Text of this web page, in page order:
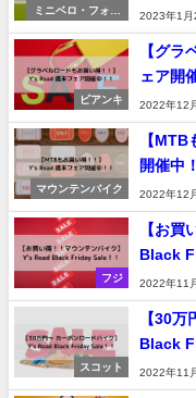
ミニベロ・フォー
2023年1月
ビアンキ
【グラ
ェア開
2022年12
マウンテンバイク
【
開催中
2022年12
フジ
【お買
Black
2022年11
スコット
【30
Black
2022年11